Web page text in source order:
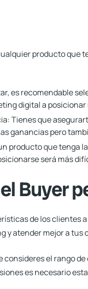
producto que
es recomendable
digital a
Tienes que
ganancias pero
producto que tenga
será más
Buyer
de los clientes
y atender mejor a tus
el rango
es necesario